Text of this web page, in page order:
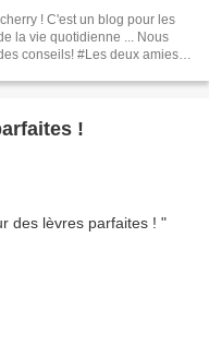
! C'est un blog pour les
la vie quotidienne ... Nous
conseils! #Les deux amies
!